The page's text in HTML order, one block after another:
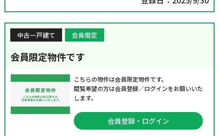
中古一戸建て 会員限定
会員限定物件です
こちらの物件は会員限定物件です。
閲覧希望の方は会員登録／ログインをお願いいた
します。
会員登録・ログイン